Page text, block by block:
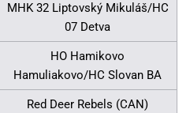
MHK 32 Liptovský Mikuláš/HC
07 Detva
HO Hamikovo
Hamuliakovo/HC Slovan BA
Red Deer Rebels (CAN)